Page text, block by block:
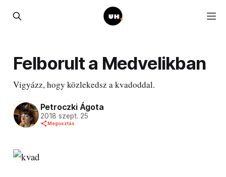
Felborult a Medvelikban
Vigyázz, hogy közlekedsz a kvadoddal.
Petroczki Ágota
2018 szept. 25
Megosztás